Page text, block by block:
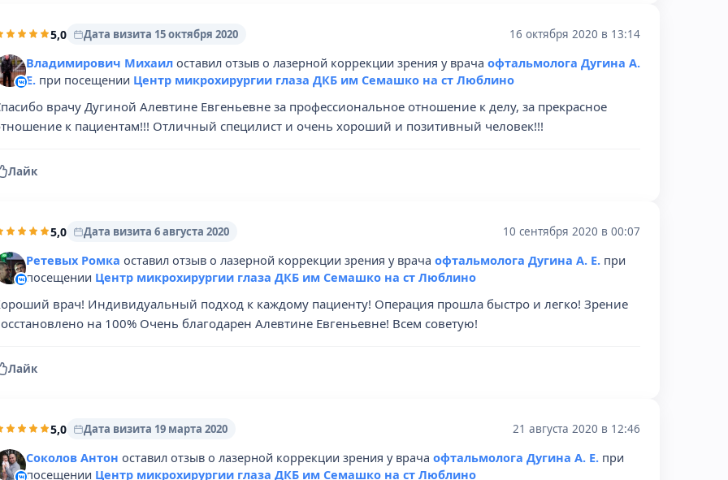
5,0 Дата визита 15 октября 2020 16 октября 2020 в 13:14
Владимирович Михаил оставил отзыв о лазерной коррекции зрения у врача офтальмолога Дугина А.
Е. при посещении Центр микрохирургии глаза ДКБ им Семашко на ст Люблино
врачу Дугиной Алевтине Евгеньевне за профессиональное отношение к делу, за прекрасное
к пациентам!!! Отличный специлист и очень хороший и позитивный человек!!!
Лайк
5,0 Дата визита 6 августа 2020 10 сентября 2020 в 00:07
Ретевых Ромка оставил отзыв о лазерной коррекции зрения у врача офтальмолога Дугина А. Е. при
посещении Центр микрохирургии глаза ДКБ им Семашко на ст Люблино
врач! Индивидуальный подход к каждому пациенту! Операция прошла быстро и легко! Зрение
на 100% Очень благодарен Алевтине Евгеньевне! Всем советую!
Лайк
5,0 Дата визита 19 марта 2020 21 августа 2020 в 12:46
Соколов Антон оставил отзыв о лазерной коррекции зрения у врача офтальмолога Дугина А. Е. при
посещении Центр микрохирургии глаза ДКБ им Семашко на ст Люблино